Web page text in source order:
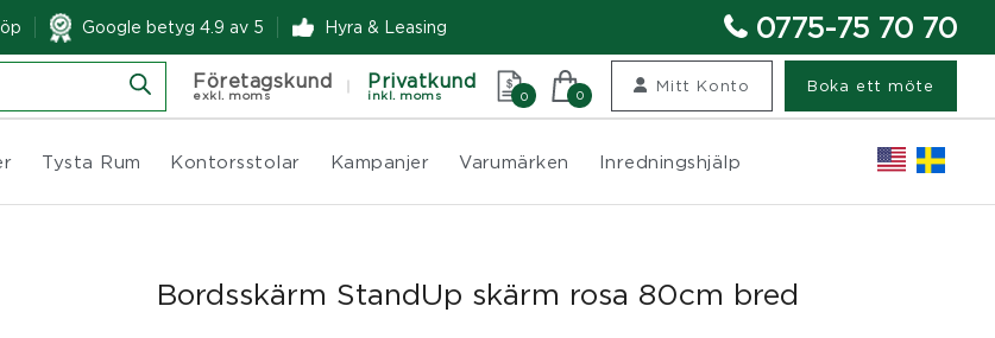
Google betyg 4.9 av 5 Hyra & Leasing 0775-75 70 70
Företagskund
exkl. moms
Privatkund
inkl. moms 0 0
Mitt Konto Boka ett möte
Tysta Rum Kontorsstolar Kampanjer Varumärken Inredningshjälp
Bordsskärm StandUp skärm rosa 80cm bred